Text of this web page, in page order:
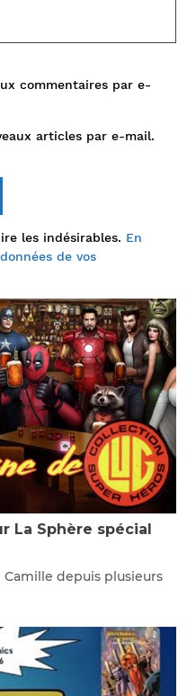
commentaires par e-
articles par e-mail.
les indésirables. En
de vos
La Sphère spécial
Camille depuis plusieurs